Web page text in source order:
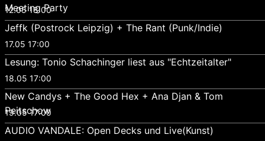
Meeting Party
12.05 18:00
Jeffk (Postrock Leipzig) + The Rant (Punk/Indie)
17.05 17:00
Lesung: Tonio Schachinger liest aus "Echtzeitalter"
18.05 17:00
New Candys + The Good Hex + Ana Djan & Tom
Peitschow
19.05 17:00
AUDIO VANDALE: Open Decks und Live(Kunst)